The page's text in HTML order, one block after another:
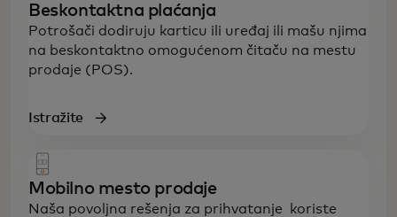
Beskontaktna plaćanja
Potrošači dodiruju karticu ili uređaj ili mašu njima
na beskontaktno omogućenom čitaču na mestu
prodaje (POS).
Istražite
Mobilno mesto prodaje
Naša povoljna rešenja za prihvatanje koriste